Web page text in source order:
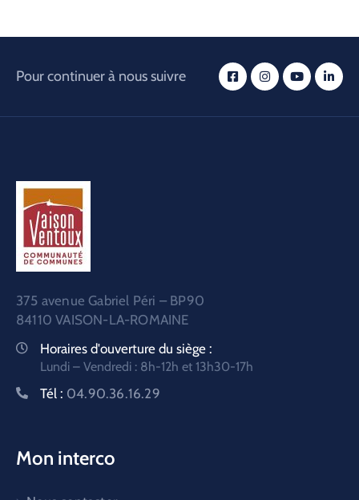
Pour continuer à nous suivre
375 avenue Gabriel Péri – BP90
84110 VAISON-LA-ROMAINE
Horaires d'ouverture du siège :
Lundi – Vendredi : 8h-12h et 13h30-17h
Tél : 04.90.36.16.29
Mon interco